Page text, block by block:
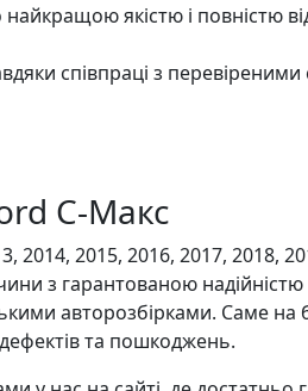
найкращою якістю і повністю
співпраці з
С-Макс
2015, 2016, 2017, 2018,
з гарантованою
авторозбірками. Саме
та пошкоджень.